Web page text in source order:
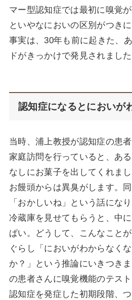
マー型認知症では最初に嗅覚
といやなにおいの区別がつき
事実は、30年も前に起きた、
ドがきっかけで発見されました
認知症になるとにおいが
当時、浦上教授が認知症の患
家庭訪問を行っていると、あ
なしにお菓子を出してくれま
お饅頭からは異臭がします。
「おかしいね」という話にな
冷蔵庫を見せてもらうと、中
ぱい。どうして、こんなこと
ぐらし「においがわからなく
か？」という推論にいきつき
の患者さんに嗅覚機能のテス
認知症を発症した初期段階、